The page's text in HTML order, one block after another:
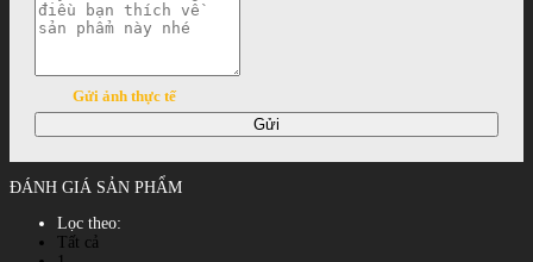
Gửi ảnh thực tế
Gửi
ĐÁNH GIÁ SẢN PHẨM
Lọc theo:
Tất cả